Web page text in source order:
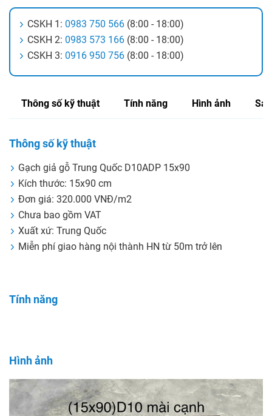
CSKH 1: 0983 750 566 (8:00 - 18:00)
CSKH 2: 0983 573 166 (8:00 - 18:00)
CSKH 3: 0916 950 756 (8:00 - 18:00)
Thông số kỹ thuật Tính năng Hình ảnh
Thông số kỹ thuật
Gạch giả gỗ Trung Quốc D10ADP 15x90
Kích thước: 15x90 cm
Đơn giá: 320.000 VNĐ/m2
Chưa bao gồm VAT
Xuất xứ: Trung Quốc
Miễn phí giao hàng nội thành HN từ 50m trở lên
Tính năng
Hình ảnh